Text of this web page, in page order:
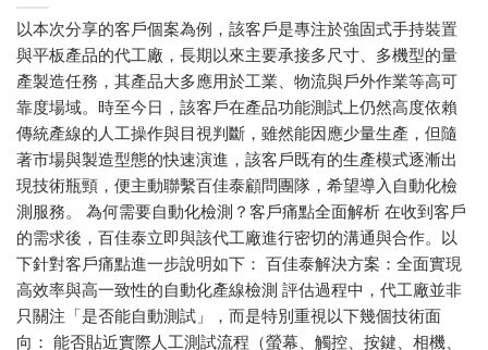
以本次分享的客戶個案為例，該客戶是專注於強固式手持裝置
與平板產品的代工廠，長期以來主要承接多尺寸、多機型的量
產製造任務，其產品大多應用於工業、物流與戶外作業等高可
靠度場域。時至今日，該客戶在產品功能測試上仍然高度依賴
傳統產線的人工操作與目視判斷，雖然能因應少量生產，但隨
著市場與製造型態的快速演進，該客戶既有的生產模式逐漸出
現技術瓶頸，便主動聯繫百佳泰顧問團隊，希望導入自動化檢
測服務。 為何需要自動化檢測？客戶痛點全面解析 在收到客戶
的需求後，百佳泰立即與該代工廠進行密切的溝通與合作。以
下針對客戶痛點進一步說明如下： 百佳泰解決方案：全面實現
高效率與高一致性的自動化產線檢測 評估過程中，代工廠並非
只關注「是否能自動測試」，而是特別重視以下幾個技術面
向： 能否貼近實際人工測試流程（螢幕、觸控、按鍵、相機、